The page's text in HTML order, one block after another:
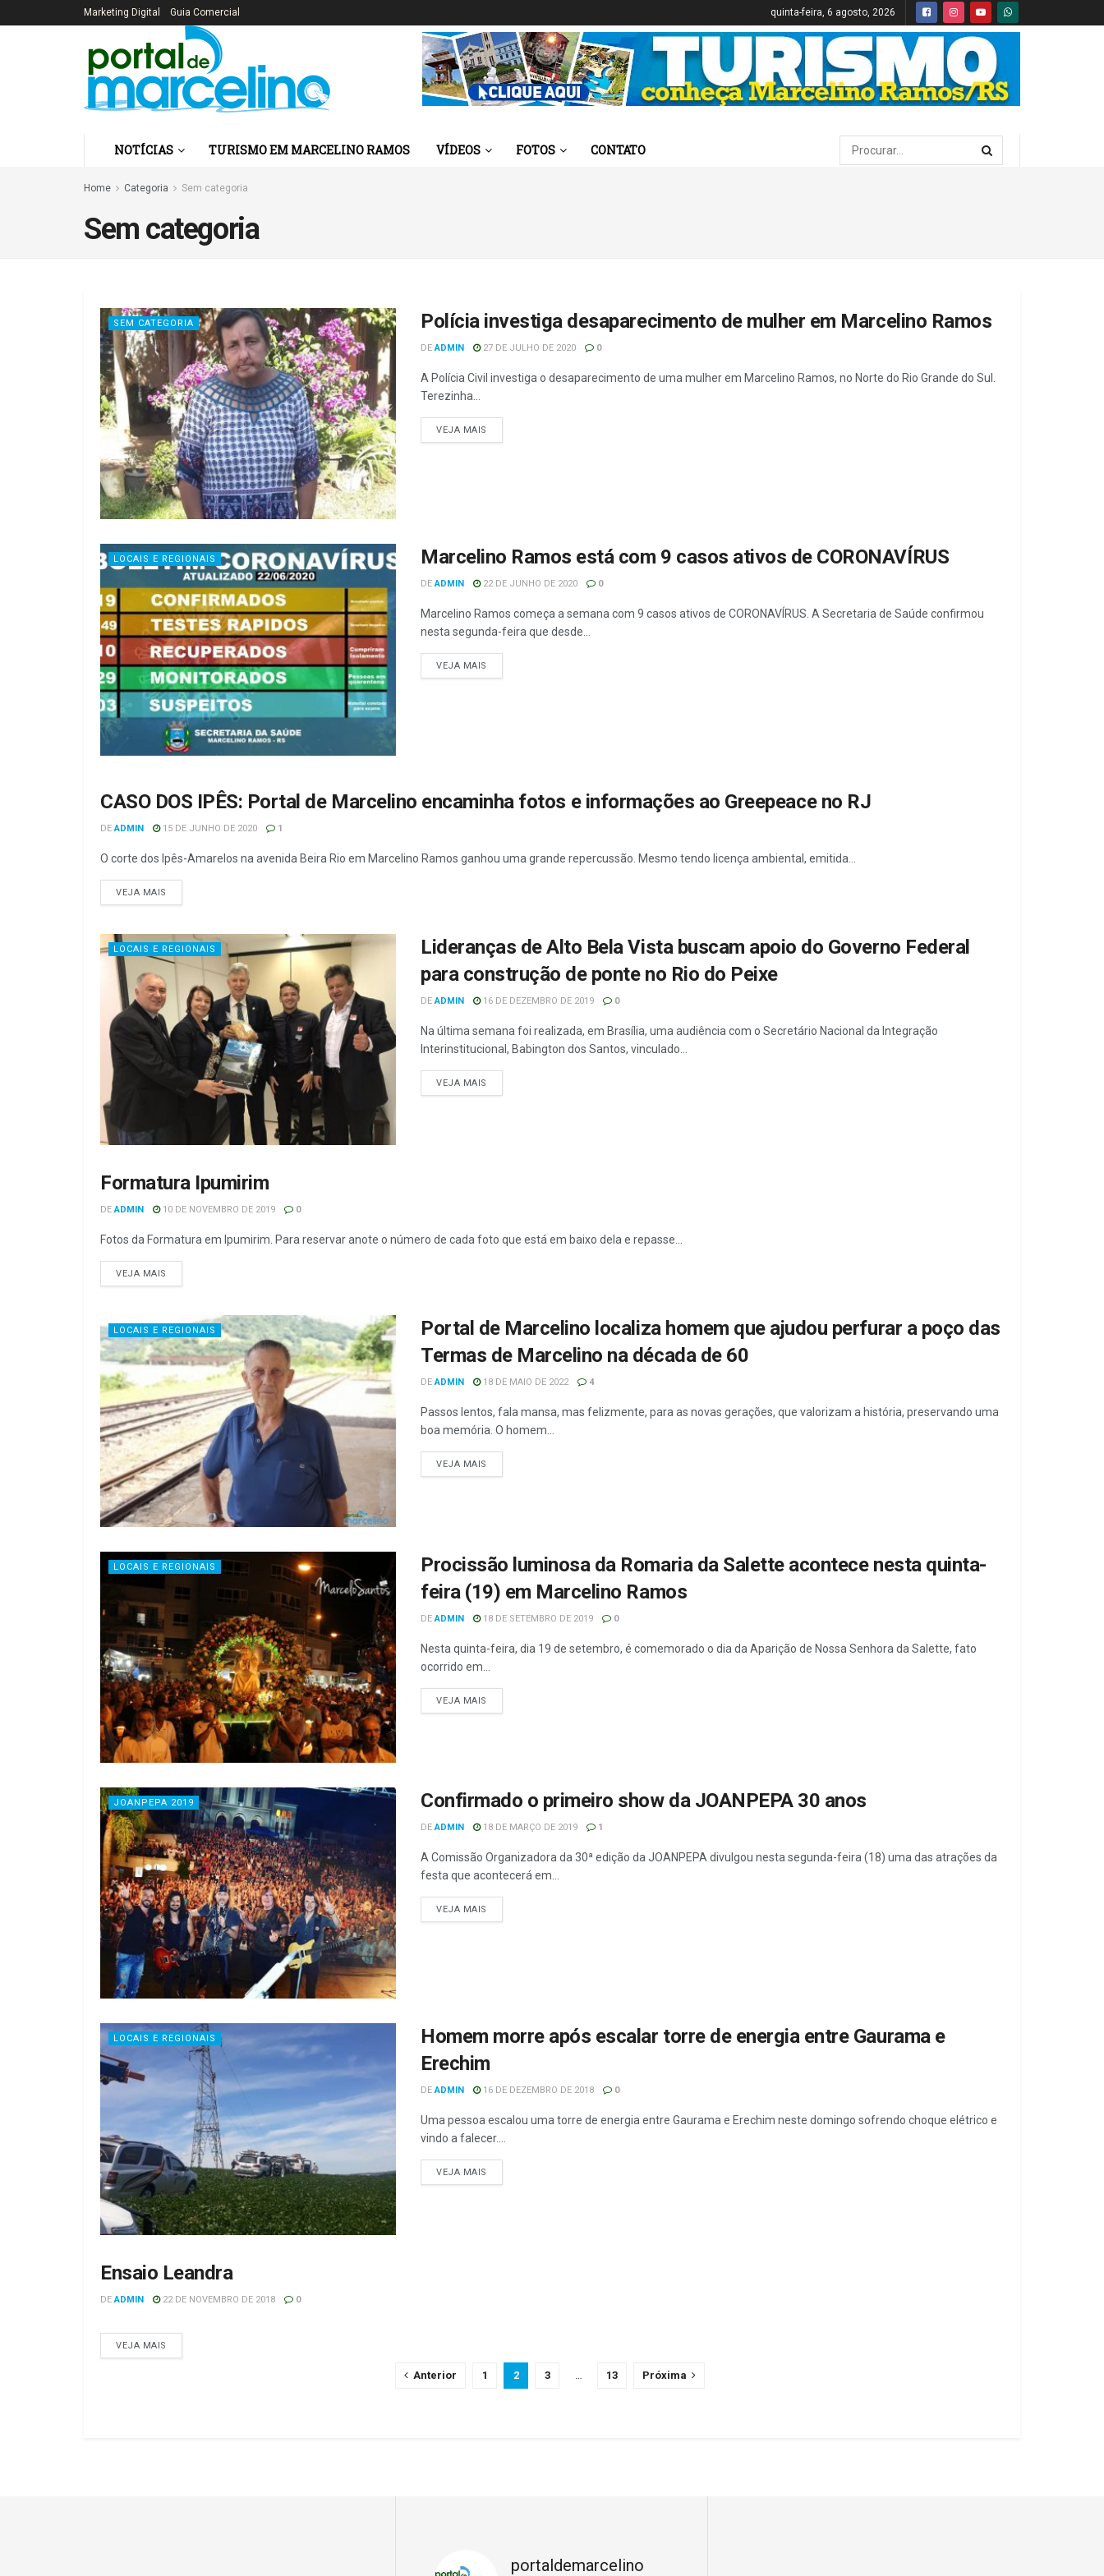
Marketing Digital Guia Comercial quinta-feira, 6 agosto, 2026
NOTÍCIAS TURISMO EM MARCELINO RAMOS VÍDEOS FOTOS CONTATO
Home Categoria Sem categoria
Sem categoria
SEM CATEGORIA Polícia investiga desaparecimento de mulher em Marcelino Ramos
DE ADMIN 27 DE JULHO DE 2020 0
A Polícia Civil investiga o desaparecimento de uma mulher em Marcelino Ramos, no Norte do Rio Grande do Sul.
Terezinha...
VEJA MAIS
LOCAIS E REGIONAIS Marcelino Ramos está com 9 casos ativos de CORONAVÍRUS
DE ADMIN 22 DE JUNHO DE 2020 0
Marcelino Ramos começa a semana com 9 casos ativos de CORONAVÍRUS. A Secretaria de Saúde confirmou
nesta segunda-feira que desde...
VEJA MAIS
SEM CATEGORIA
CASO DOS IPÊS: Portal de Marcelino encaminha fotos e informações ao Greepeace no RJ
DE ADMIN 15 DE JUNHO DE 2020 1
O corte dos Ipês-Amarelos na avenida Beira Rio em Marcelino Ramos ganhou uma grande repercussão. Mesmo tendo licença ambiental, emitida...
VEJA MAIS
LOCAIS E REGIONAIS
Lideranças de Alto Bela Vista buscam apoio do Governo Federal
para construção de ponte no Rio do Peixe
DE ADMIN 16 DE DEZEMBRO DE 2019 0
Na última semana foi realizada, em Brasília, uma audiência com o Secretário Nacional da Integração
Interinstitucional, Babington dos Santos, vinculado...
VEJA MAIS
SEM CATEGORIA
Formatura Ipumirim
DE ADMIN 10 DE NOVEMBRO DE 2019 0
Fotos da Formatura em Ipumirim. Para reservar anote o número de cada foto que está em baixo dela e repasse...
VEJA MAIS
LOCAIS E REGIONAIS
Portal de Marcelino localiza homem que ajudou perfurar a poço das
Termas de Marcelino na década de 60
DE ADMIN 18 DE MAIO DE 2022 4
Passos lentos, fala mansa, mas felizmente, para as novas gerações, que valorizam a história, preservando uma
boa memória. O homem...
VEJA MAIS
LOCAIS E REGIONAIS
Procissão luminosa da Romaria da Salette acontece nesta quinta-
feira (19) em Marcelino Ramos
DE ADMIN 18 DE SETEMBRO DE 2019 0
Nesta quinta-feira, dia 19 de setembro, é comemorado o dia da Aparição de Nossa Senhora da Salette, fato
ocorrido em...
VEJA MAIS
JOANPEPA 2019 Confirmado o primeiro show da JOANPEPA 30 anos
DE ADMIN 18 DE MARÇO DE 2019 1
A Comissão Organizadora da 30ª edição da JOANPEPA divulgou nesta segunda-feira (18) uma das atrações da
festa que acontecerá em...
VEJA MAIS
LOCAIS E REGIONAIS
Homem morre após escalar torre de energia entre Gaurama e
Erechim
DE ADMIN 16 DE DEZEMBRO DE 2018 0
Uma pessoa escalou uma torre de energia entre Gaurama e Erechim neste domingo sofrendo choque elétrico e
vindo a falecer....
VEJA MAIS
SEM CATEGORIA
Ensaio Leandra
DE ADMIN 22 DE NOVEMBRO DE 2018 0
VEJA MAIS
Anterior 1 2 3 13 Próxima
portaldemarcelino